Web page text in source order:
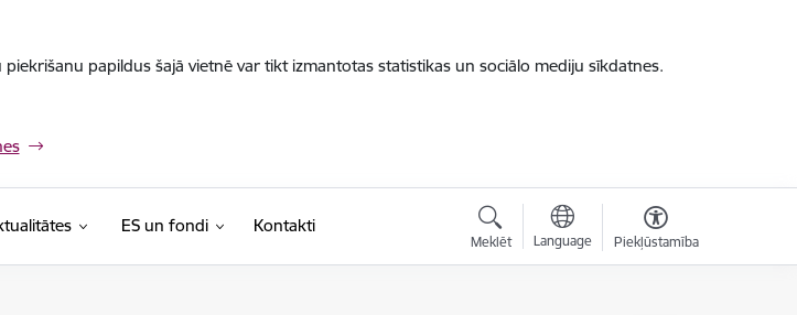
papildus šajā vietnē var tikt izmantotas statistikas un sociālo mediju sīkdatnes.
ES un fondi Kontakti
Meklēt Language Piekļūstamība